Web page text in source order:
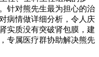
针对熊先生最为担心的治
病情做详细分析，令人庆
实质没有突破肾包膜，建
专属医疗群协助解决熊先